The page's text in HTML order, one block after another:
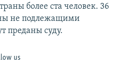
более ста человек. 36
не подлежащими
преданы суду.
us